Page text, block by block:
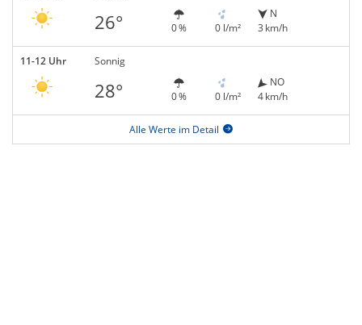
26° 0 % 0 l/m²
N
3 km/h
11-12 Uhr Sonnig
28° 0 % 0 l/m²
NO
4 km/h
Alle Werte im Detail